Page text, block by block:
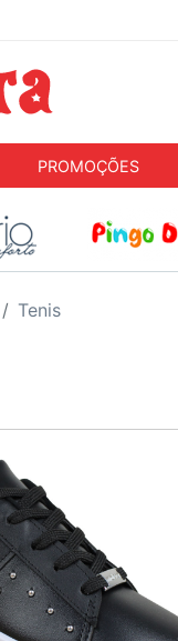
PROMOÇÕES
Tenis